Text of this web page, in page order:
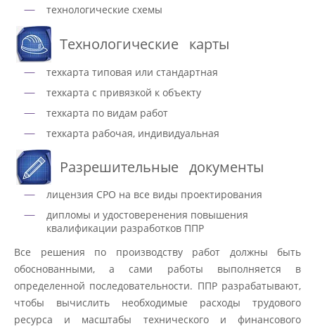
технологические схемы
Технологические карты
техкарта типовая или стандартная
техкарта с привязкой к объекту
техкарта по видам работ
техкарта рабочая, индивидуальная
Разрешительные документы
лицензия СРО на все виды проектирования
дипломы и удостоверенения повышения
квалификации разработков ППР
Все решения по производству работ должны быть
обоснованными, а сами работы выполняется в
определенной последовательности. ППР разрабатывают,
чтобы вычислить необходимые расходы трудового
ресурса и масштабы технического и финансового